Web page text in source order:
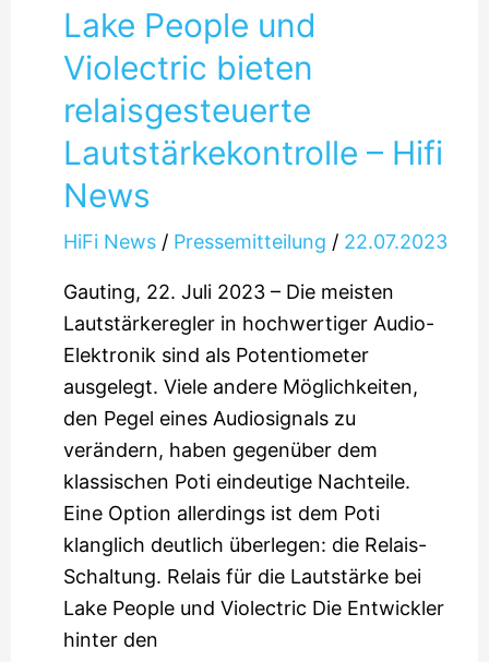
Lake People und
Violectric bieten
relaisgesteuerte
Lautstärkekontrolle – Hifi
News
HiFi News/ Pressemitteilung / 22.07.2023
Gauting, 22. Juli 2023 – Die meisten
Lautstärkeregler in hochwertiger Audio-
Elektronik sind als Potentiometer
ausgelegt. Viele andere Möglichkeiten,
den Pegel eines Audiosignals zu
verändern, haben gegenüber dem
klassischen Poti eindeutige Nachteile.
Eine Option allerdings ist dem Poti
klanglich deutlich überlegen: die Relais-
Schaltung. Relais für die Lautstärke bei
Lake People und Violectric Die Entwickler
hinter den